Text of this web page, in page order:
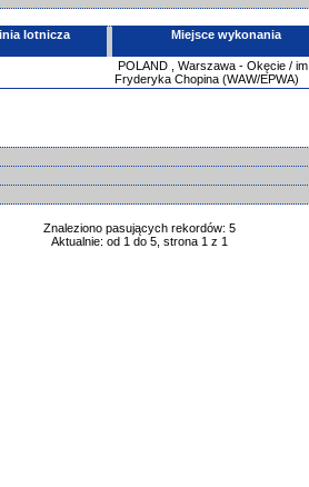
lotnicza Miejsce wykonania
POLAND
Warszawa - Okęcie / im.
Fryderyka Chopina (WAW/EPWA)
Znaleziono pasujących rekordów: 5
Aktualnie: od 1 do 5, strona 1 z 1